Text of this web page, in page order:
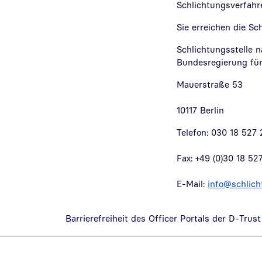
Sie erreichen die
Schlichtungsstelle
Bundesregierung
Mauerstraße 53
10117 Berlin
Telefon: 030 18 527
Fax: +49 (0)30 18
E-Mail:
Barrierefreiheit des Officer Portals der D-Trust